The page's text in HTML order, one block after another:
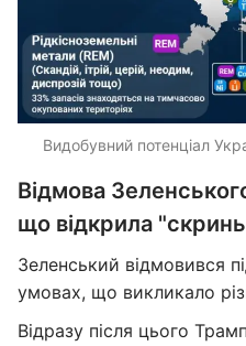
Видобувний потенціал
Відмова
що відкрила
Зеленський відмовився
умовах, що викликало
Відразу після цього